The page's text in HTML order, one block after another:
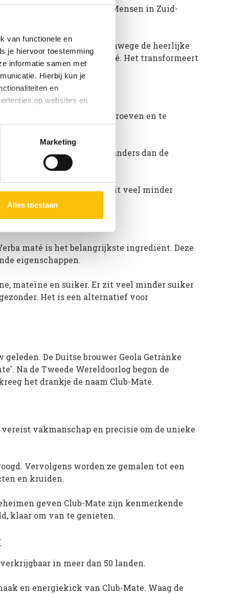
van functionele en
je hiervoor toestemming
informatie samen met
Hierbij kun je
en
op websites en
kun je specifieker
cookiebeleid
Marketing
Alles toestaan
drank uit Zuid-Amerika. Mensen in Zuid-
nationale volksdrank vanwege de heerlijke
eigenschappen van maté. Het transformeert
beste is om het zelf te proeven en te
met andere drankjes.
erg verfrissend is. Het is anders dan de
op zichzelf.
Goed om te weten: er zit veel minder
van de energiekick!
maté is het belangrijkste ingrediënt. Deze
eigenschappen.
mateïne en suiker. Er zit veel minder suiker
Het is een alternatief voor
De Duitse brouwer Geola Getränke
Na de Tweede Wereldoorlog begon de
het drankje de naam Club-Mate.
vakmanschap en precisie om de unieke
Vervolgens worden ze gemalen tot een
en kruiden.
geven Club-Mate zijn kenmerkende
klaar om van te genieten.
in meer dan 50 landen.
en energiekick van Club-Mate. Waag de